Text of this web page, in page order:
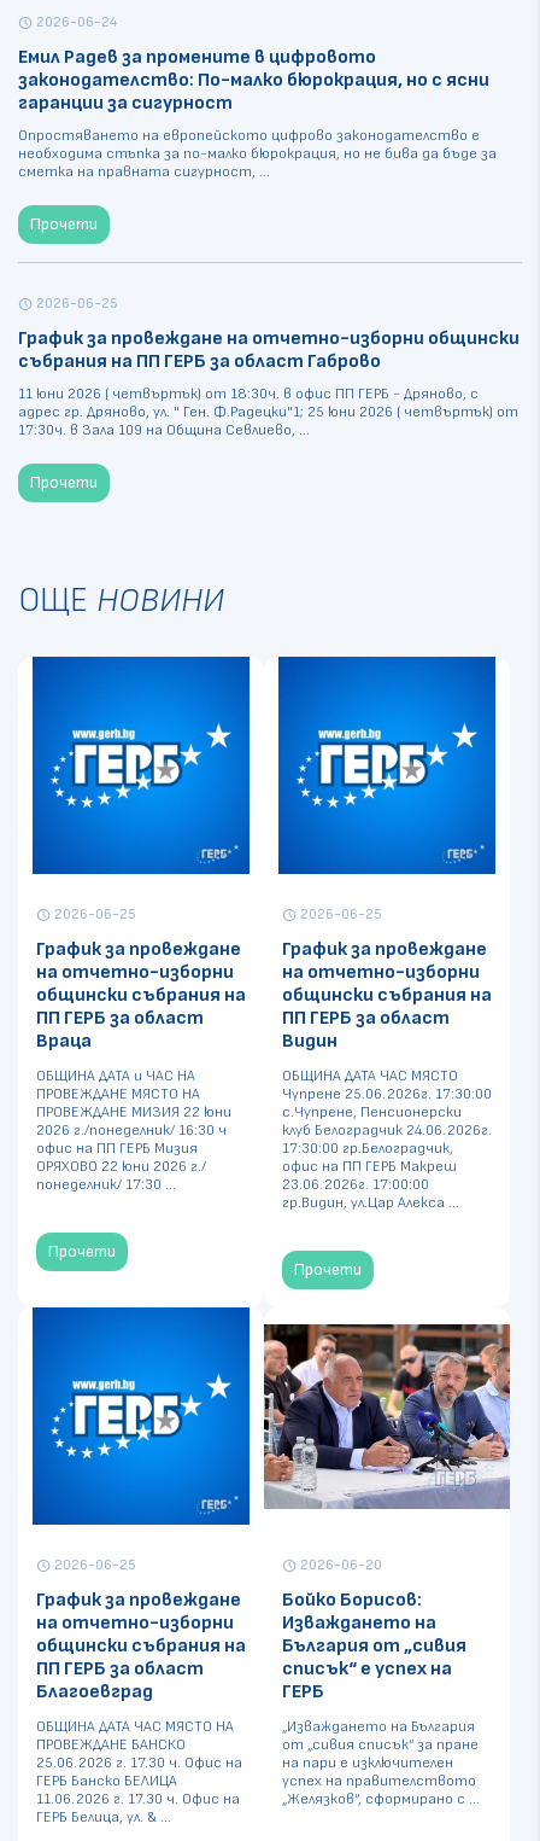
schedule 2026-06-24
Емил Радев за промените в цифровото
законодателство: По-малко бюрокрация, но с ясни
гаранции за сигурност
Опростяването на европейското цифрово законодателство е
необходима стъпка за по-малко бюрокрация, но не бива да бъде за
сметка на правната сигурност, ...
Прочети
schedule 2026-06-25
График за провеждане на отчетно-изборни общински
събрания на ПП ГЕРБ за област Габрово
11 юни 2026 ( четвъртък) от 18:30ч. в офис ПП ГЕРБ - Дряново, с
адрес гр. Дряново, ул. " Ген. Ф.Радецки"1; 25 юни 2026 ( четвъртък) от
17:30ч. в Зала 109 на Община Севлиево, ...
Прочети
ОЩЕ НОВИНИ
schedule 2026-06-25
График за провеждане
на отчетно-изборни
общински събрания на
ПП ГЕРБ за област
Враца
ОБЩИНА ДАТА и ЧАС НА
ПРОВЕЖДАНЕ МЯСТО НА
ПРОВЕЖДАНЕ МИЗИЯ 22 юни
2026 г./понеделник/ 16:30 ч
офис на ПП ГЕРБ Мизия
ОРЯХОВО 22 юни 2026 г./
понеделник/ 17:30 ...
Прочети
schedule 2026-06-25
График за провеждане
на отчетно-изборни
общински събрания на
ПП ГЕРБ за област
Видин
ОБЩИНА ДАТА ЧАС МЯСТО
Чупрене 25.06.2026г. 17:30:00
с.Чупрене, Пенсионерски
клуб Белоградчик 24.06.2026г.
17:30:00 гр.Белоградчик,
офис на ПП ГЕРБ Макреш
23.06.2026г. 17:00:00
гр.Видин, ул.Цар Алекса ...
Прочети
schedule 2026-06-25
График за провеждане
на отчетно-изборни
общински събрания на
ПП ГЕРБ за област
Благоевград
ОБЩИНА ДАТА ЧАС МЯСТО НА
ПРОВЕЖДАНЕ БАНСКО
25.06.2026 г. 17.30 ч. Офис на
ГЕРБ Банско БЕЛИЦА
11.06.2026 г. 17.30 ч. Офис на
ГЕРБ Белица, ул. & ...
schedule 2026-06-20
Бойко Борисов:
Изваждането на
България от „сивия
списък“ е успех на
ГЕРБ
„Изваждането на България
от „сивия списък“ за пране
на пари е изключителен
успех на правителството
„Желязков“, сформирано с ...